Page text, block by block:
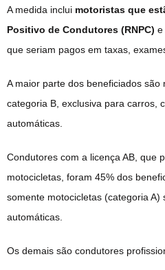
A medida inclui motoristas que
Positivo de Condutores (RNPC) e
que seriam pagos em taxas,
A maior parte dos beneficiados são
categoria B, exclusiva para carros,
automáticas.
Condutores com a licença AB, que
motocicletas, foram 45% dos
somente motocicletas (categoria
automáticas.
Os demais são condutores